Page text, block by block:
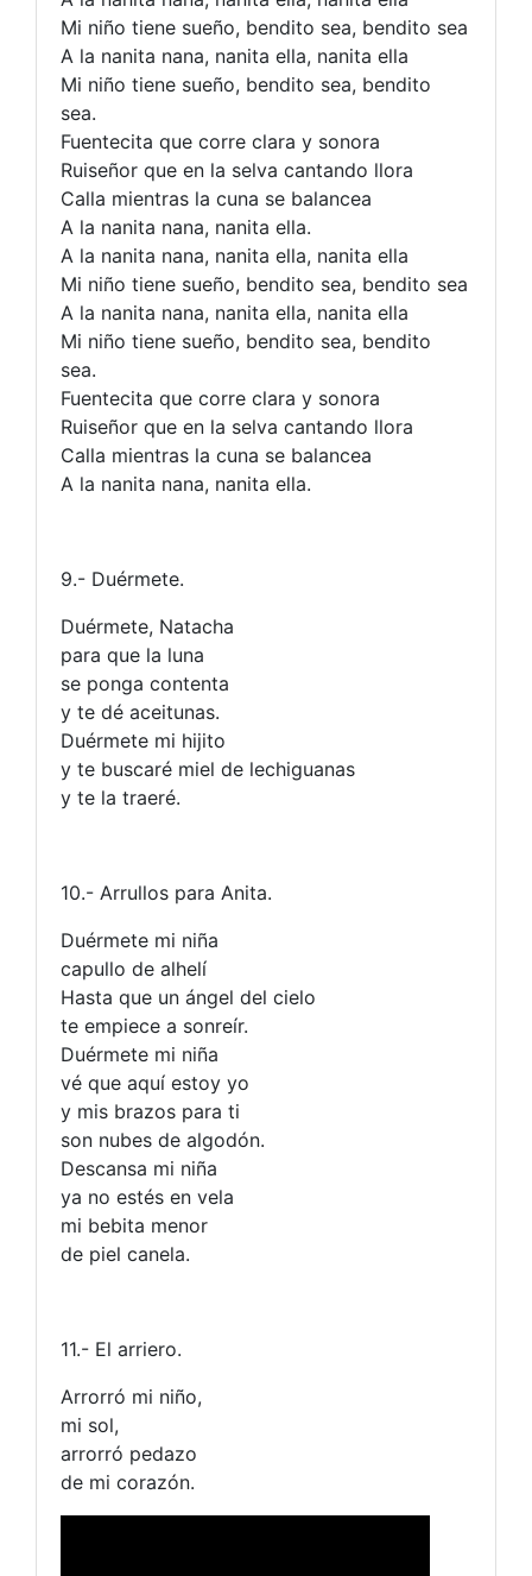
Mi niño tiene sueño, bendito sea, bendito sea
A la nanita nana, nanita ella, nanita ella
Mi niño tiene sueño, bendito sea, bendito
sea.
Fuentecita que corre clara y sonora
Ruiseñor que en la selva cantando llora
Calla mientras la cuna se balancea
A la nanita nana, nanita ella.
A la nanita nana, nanita ella, nanita ella
Mi niño tiene sueño, bendito sea, bendito sea
A la nanita nana, nanita ella, nanita ella
Mi niño tiene sueño, bendito sea, bendito
sea.
Fuentecita que corre clara y sonora
Ruiseñor que en la selva cantando llora
Calla mientras la cuna se balancea
A la nanita nana, nanita ella.
9.- Duérmete.
Duérmete, Natacha
para que la luna
se ponga contenta
y te dé aceitunas.
Duérmete mi hijito
y te buscaré miel de lechiguanas
y te la traeré.
10.- Arrullos para Anita.
Duérmete mi niña
capullo de alhelí
Hasta que un ángel del cielo
te empiece a sonreír.
Duérmete mi niña
vé que aquí estoy yo
y mis brazos para ti
son nubes de algodón.
Descansa mi niña
ya no estés en vela
mi bebita menor
de piel canela.
11.- El arriero.
Arrorró mi niño,
mi sol,
arrorró pedazo
de mi corazón.